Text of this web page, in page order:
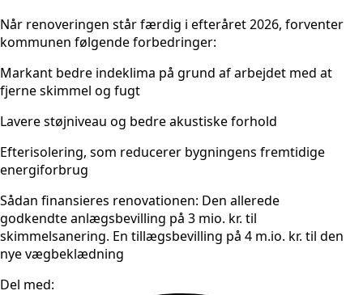
Når renoveringen står færdig i efteråret 2026, forventer
kommunen følgende forbedringer:
Markant bedre indeklima på grund af arbejdet med at
fjerne skimmel og fugt
Lavere støjniveau og bedre akustiske forhold
Efterisolering, som reducerer bygningens fremtidige
energiforbrug
Sådan finansieres renovationen: Den allerede
godkendte anlægsbevilling på 3 mio. kr. til
skimmelsanering. En tillægsbevilling på 4 m.io. kr. til den
nye vægbeklædning
Del med: